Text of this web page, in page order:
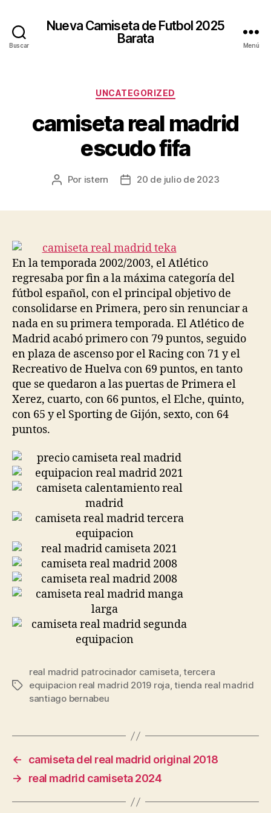
Buscar
Nueva Camiseta de Futbol 2025
Barata
Menú
Categorías
UNCATEGORIZED
camiseta real madrid
escudo fifa
Autor
Por istern
Fecha20 de julio de 2023
En la temporada 2002/2003, el Atlético
regresaba por fin a la máxima categoría del
fútbol español, con el principal objetivo de
consolidarse en Primera, pero sin renunciar a
nada en su primera temporada. El Atlético de
Madrid acabó primero con 79 puntos, seguido
en plaza de ascenso por el Racing con 71 y el
Recreativo de Huelva con 69 puntos, en tanto
que se quedaron a las puertas de Primera el
Xerez, cuarto, con 66 puntos, el Elche, quinto,
con 65 y el Sporting de Gijón, sexto, con 64
puntos.
Etiquetas
real madrid patrocinador camiseta,tercera
equipacion real madrid 2019 roja,tienda real madrid
santiago bernabeu
←
camiseta del real madrid original 2018
→
real madrid camiseta 2024